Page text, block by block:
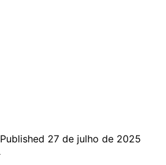
Published 27 de julho de 2025